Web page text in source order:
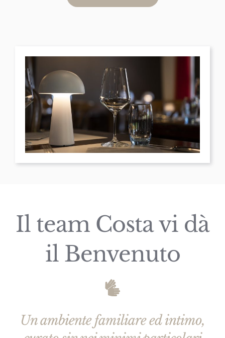
DE
Il team Costa vi dà
il Benvenuto
Un ambiente familiare ed intimo,